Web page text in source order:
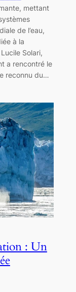
mettant
de l’eau,
à la
Solari,
a rencontré le
reconnu du…
: Un